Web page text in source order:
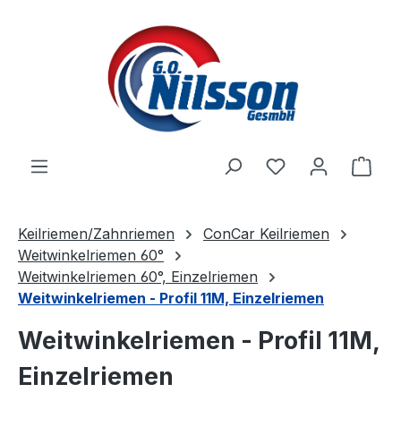
Zum Hauptinhalt springen
Keilriemen/Zahnriemen
ConCar Keilriemen
Weitwinkelriemen 60°
Weitwinkelriemen 60°, Einzelriemen
Weitwinkelriemen - Profil 11M, Einzelriemen
Weitwinkelriemen - Profil 11M,
Einzelriemen